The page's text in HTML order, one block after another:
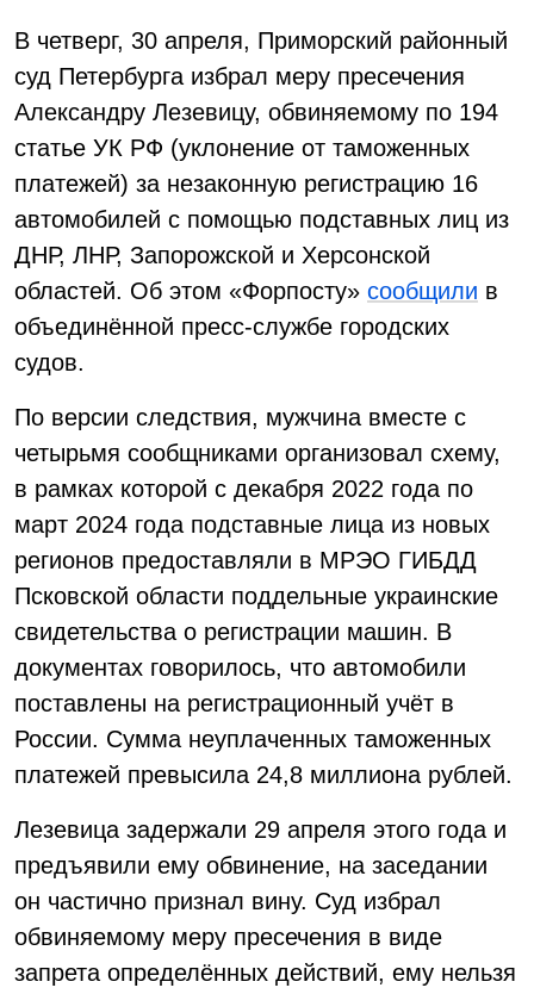
В четверг, 30 апреля, Приморский районный
суд Петербурга избрал меру пресечения
Александру Лезевицу, обвиняемому по 194
статье УК РФ (уклонение от таможенных
платежей) за незаконную регистрацию 16
автомобилей с помощью подставных лиц из
ДНР, ЛНР, Запорожской и Херсонской
областей. Об этом «Форпосту» сообщили в
объединённой пресс-службе городских
судов.
По версии следствия, мужчина вместе с
четырьмя сообщниками организовал схему,
в рамках которой с декабря 2022 года по
март 2024 года подставные лица из новых
регионов предоставляли в МРЭО ГИБДД
Псковской области поддельные украинские
свидетельства о регистрации машин. В
документах говорилось, что автомобили
поставлены на регистрационный учёт в
России. Сумма неуплаченных таможенных
платежей превысила 24,8 миллиона рублей.
Лезевица задержали 29 апреля этого года и
предъявили ему обвинение, на заседании
он частично признал вину. Суд избрал
обвиняемому меру пресечения в виде
запрета определённых действий, ему нельзя